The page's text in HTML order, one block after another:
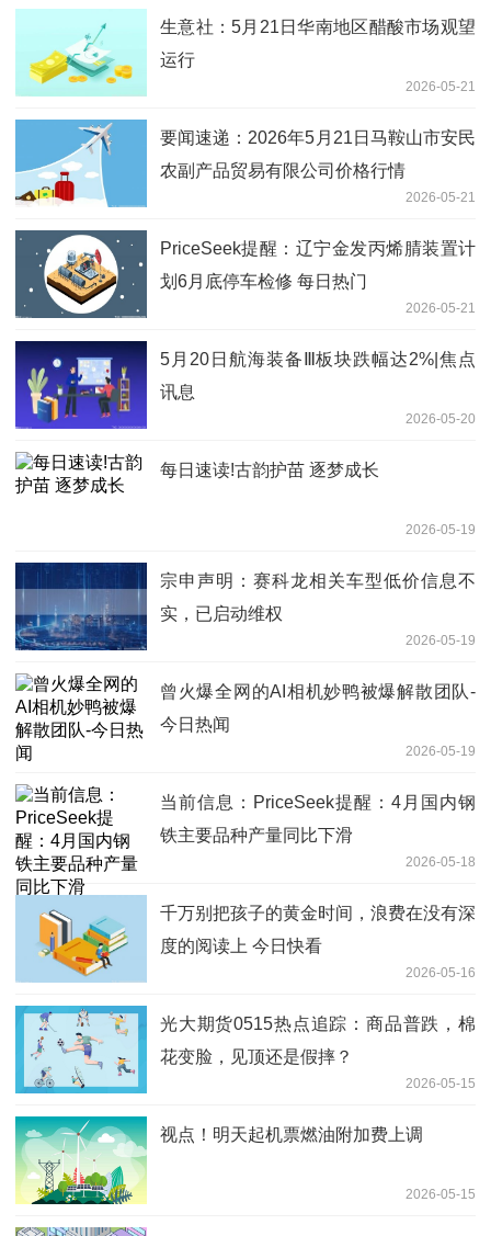
生意社：5月21日华南地区醋酸市场观望
运行
2026-05-21
要闻速递：2026年5月21日马鞍山市安民
农副产品贸易有限公司价格行情
2026-05-21
PriceSeek提醒：辽宁金发丙烯腈装置计
划6月底停车检修 每日热门
2026-05-21
5月20日航海装备Ⅲ板块跌幅达2%|焦点
讯息
2026-05-20
每日速读!古韵护苗 逐梦成长
2026-05-19
宗申声明：赛科龙相关车型低价信息不
实，已启动维权
2026-05-19
曾火爆全网的AI相机妙鸭被爆解散团队-
今日热闻
2026-05-19
当前信息：PriceSeek提醒：4月国内钢
铁主要品种产量同比下滑
2026-05-18
千万别把孩子的黄金时间，浪费在没有深
度的阅读上 今日快看
2026-05-16
光大期货0515热点追踪：商品普跌，棉
花变脸，见顶还是假摔？
2026-05-15
视点！明天起机票燃油附加费上调
2026-05-15